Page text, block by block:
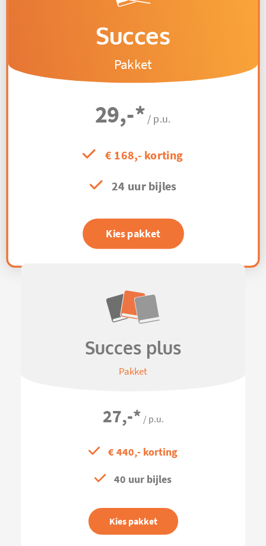
Succes
Pakket
29,-* / p.u.
€ 168,- korting
24 uur bijles
Kies pakket
Succes plus
Pakket
27,-* / p.u.
€ 440,- korting
40 uur bijles
Kies pakket